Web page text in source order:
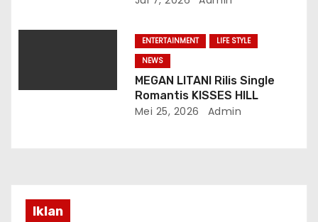
ENTERTAINMENT
LIFE STYLE
NEWS
MEGAN LITANI Rilis Single
Romantis KISSES HILL
Mei 25, 2026 Admin
Iklan